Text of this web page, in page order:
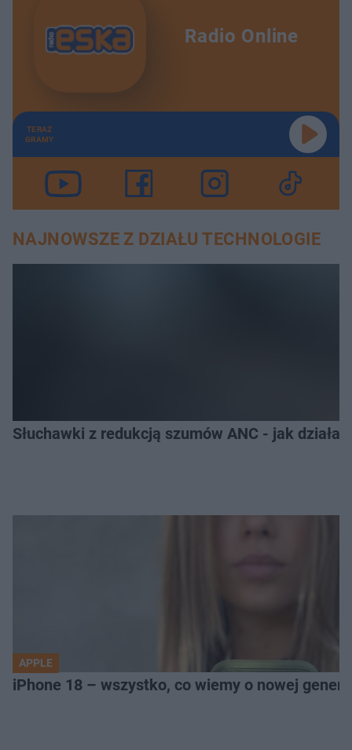
Radio Online
TERAZ
GRAMY
NAJNOWSZE Z DZIAŁU TECHNOLOGIE
Słuchawki z redukcją szumów ANC - jak
APPLE
iPhone 18 – wszystko, co wiemy o nowej